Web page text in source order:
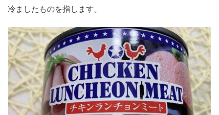
冷ましたものを指します。